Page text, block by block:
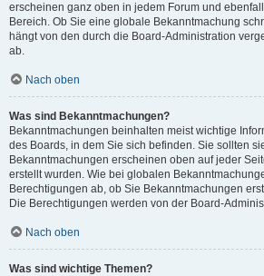
erscheinen ganz oben in jedem Forum und
Bereich. Ob Sie eine globale Bekanntmachung
hängt von den durch die Board-Administration
ab.
Nach oben
Was sind Bekanntmachungen?
Bekanntmachungen beinhalten meist wichtige
des Boards, in dem Sie sich befinden. Sie sollten
Bekanntmachungen erscheinen oben auf jeder
erstellt wurden. Wie bei globalen
Berechtigungen ab, ob Sie Bekanntmachungen
Die Berechtigungen werden von der Board-
Nach oben
Was sind wichtige Themen?